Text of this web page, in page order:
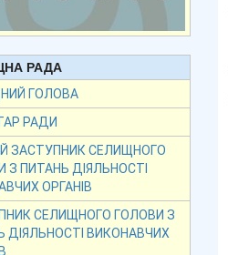
РАДА
ГОЛОВА
РАДИ
ЗАСТУПНИК СЕЛИЩНОГО
З ПИТАНЬ ДІЯЛЬНОСТІ
ОРГАНІВ
СЕЛИЩНОГО ГОЛОВИ З
ДІЯЛЬНОСТІ ВИКОНАВЧИХ